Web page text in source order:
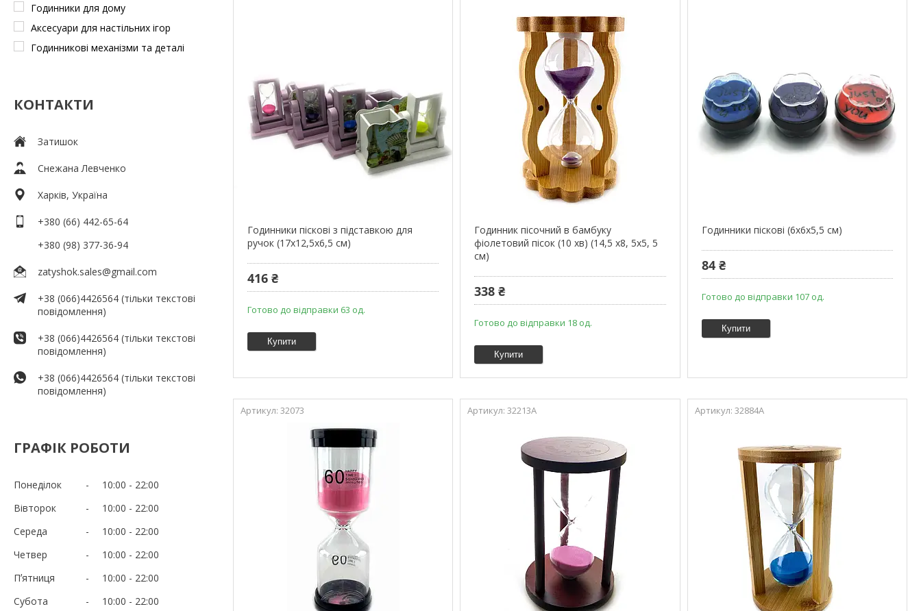
Годинники для дому
Аксесуари для настільних ігор
Годинникові механізми та деталі
КОНТАКТИ
Затишок
Снежана Левченко
Харків, Україна
+380 (66) 442-65-64
+380 (98) 377-36-94
zatyshok.sales@gmail.com
+38 (066)4426564 (тільки текстові
повідомлення)
+38 (066)4426564 (тільки текстові
повідомлення)
+38 (066)4426564 (тільки текстові
повідомлення)
ГРАФІК РОБОТИ
Понеділок 10:00
22:00
Вівторок
10:00
22:00
Середа
10:00
22:00
Четвер
10:00
22:00
Пʼятниця
10:00
22:00
Субота
10:00
22:00
Годинники піскові з підставкою для
ручок (17х12,5х6,5 см)
416 ₴
Готово до відправки 63 од.
Купити
Годинник пісочний в бамбуку
фіолетовий пісок (10 хв) (14,5 х8, 5х5, 5
см)
338 ₴
Готово до відправки 18 од.
Купити
Годинники піскові (6х6х5,5 см)
84 ₴
Готово до відправки 107 од.
Купити
32073 32213A 32884A